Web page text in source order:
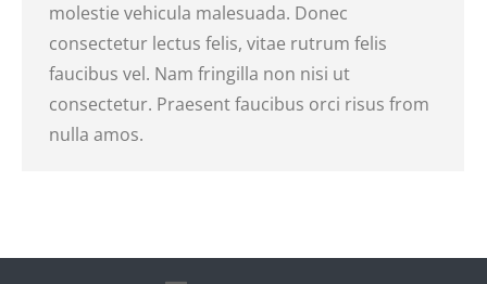
molestie vehicula malesuada. Donec
consectetur lectus felis, vitae rutrum felis
faucibus vel. Nam fringilla non nisi ut
consectetur. Praesent faucibus orci risus from
nulla amos.